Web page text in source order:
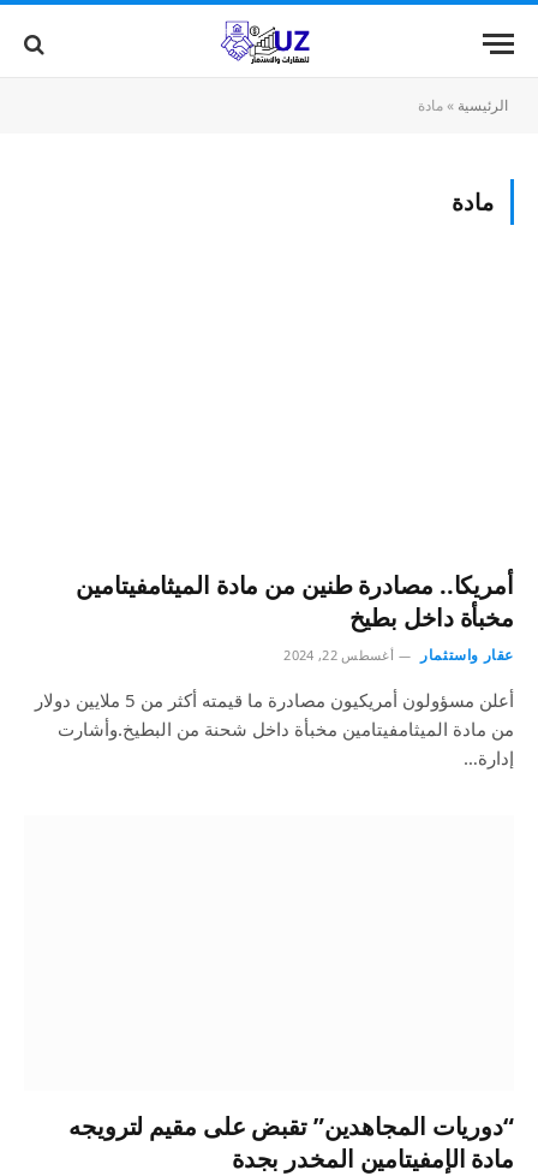
الرئيسية »مادة
مادة
أمريكا.. مصادرة طنين من مادة الميثامفيتامين
مخبأة داخل بطيخ
عقار واستثمار أغسطس 22, 2024
أعلن مسؤولون أمريكيون مصادرة ما قيمته أكثر من 5 ملايين دولار
من مادة الميثامفيتامين مخبأة داخل شحنة من البطيخ.وأشارت
إدارة…
“دوريات المجاهدين” تقبض على مقيم لترويجه
مادة الإمفيتامين المخدر بجدة